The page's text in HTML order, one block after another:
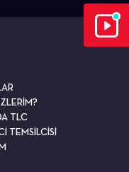
TLC
TEMSİLCİSİ